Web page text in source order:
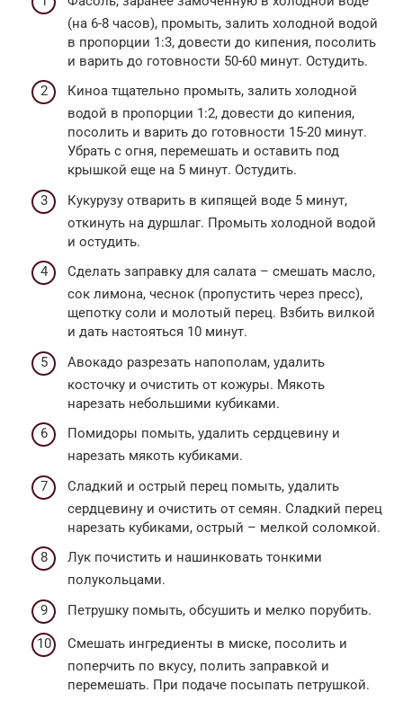
(на 6-8 часов), промыть, залить холодной водой
в пропорции 1:3, довести до кипения, посолить
и варить до готовности 50-60 минут. Остудить.
Киноа тщательно промыть, залить холодной
водой в пропорции 1:2, довести до кипения,
посолить и варить до готовности 15-20 минут.
Убрать с огня, перемешать и оставить под
крышкой еще на 5 минут. Остудить.
Кукурузу отварить в кипящей воде 5 минут,
откинуть на дуршлаг. Промыть холодной водой
и остудить.
Сделать заправку для салата – смешать масло,
сок лимона, чеснок (пропустить через пресс),
щепотку соли и молотый перец. Взбить вилкой
и дать настояться 10 минут.
Авокадо разрезать напополам, удалить
косточку и очистить от кожуры. Мякоть
нарезать небольшими кубиками.
Помидоры помыть, удалить сердцевину и
нарезать мякоть кубиками.
Сладкий и острый перец помыть, удалить
сердцевину и очистить от семян. Сладкий перец
нарезать кубиками, острый – мелкой соломкой.
Лук почистить и нашинковать тонкими
полукольцами.
Петрушку помыть, обсушить и мелко порубить.
Смешать ингредиенты в миске, посолить и
поперчить по вкусу, полить заправкой и
перемешать. При подаче посыпать петрушкой.